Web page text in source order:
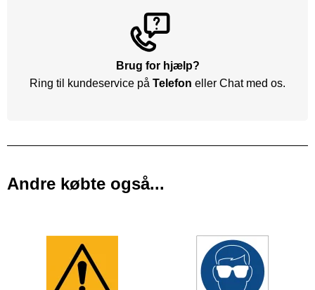
Brug for hjælp?
Ring til kundeservice på Telefon eller Chat med os.
Andre købte også...